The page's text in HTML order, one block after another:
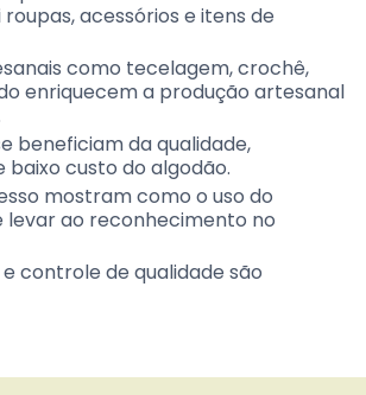
acessórios e itens de
como tecelagem, crochê,
enriquecem a produção artesanal
beneficiam da qualidade,
baixo custo do algodão.
mostram como o uso do
levar ao reconhecimento no
controle de qualidade são